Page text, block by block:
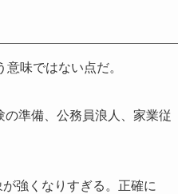
味ではない点だ。
準備、公務員浪人、家業従
強くなりすぎる。正確に